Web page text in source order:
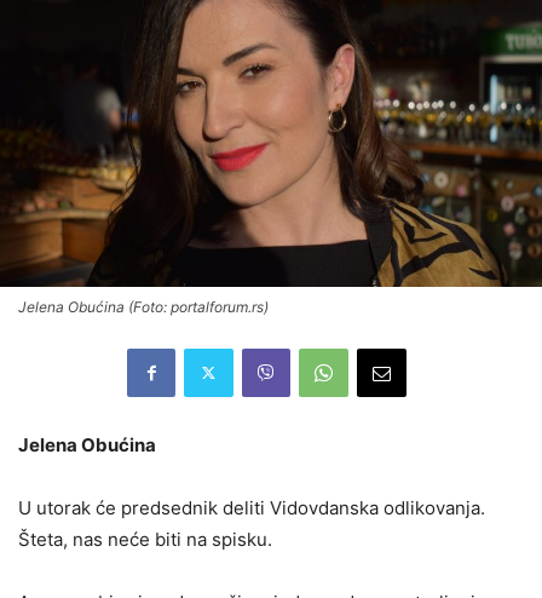
Jelena Obućina (Foto: portalforum.rs)
Jelena Obućina
U utorak će predsednik deliti Vidovdanska odlikovanja.
Šteta, nas neće biti na spisku.